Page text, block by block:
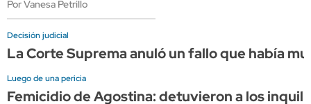
Por Vanesa Petrillo
Decisión judicial
La Corte Suprema anuló un fallo que había
Luego de una pericia
Femicidio de Agostina: detuvieron a los